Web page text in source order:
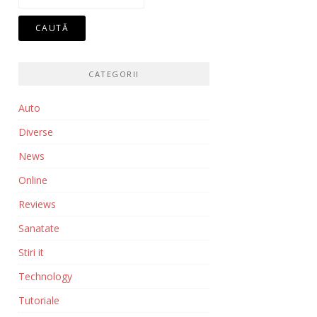
CATEGORII
Auto
Diverse
News
Online
Reviews
Sanatate
Stiri it
Technology
Tutoriale